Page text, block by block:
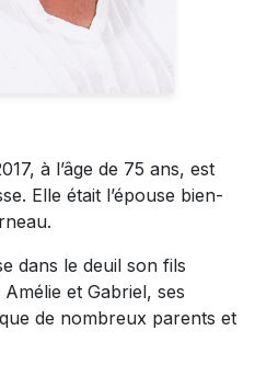
à l’âge de 75 ans, est
Elle était l’épouse bien-
dans le deuil son fils
et Gabriel, ses
de nombreux parents et